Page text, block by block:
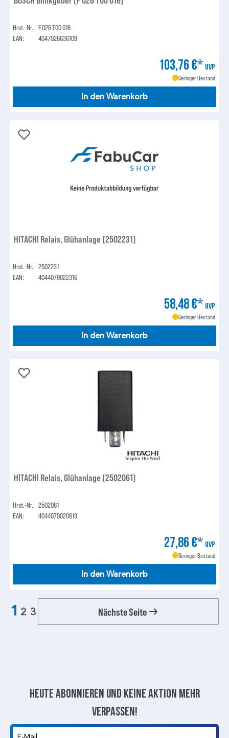
Hrst.-Nr.: F 026 T00 016
EAN:
4047026636109
103,76 €* UVP
Geringer Bestand
In den Warenkorb
HITACHI Relais, Glühanlage (2502231)
Hrst.-Nr.: 2502231
EAN:
4044079022316
58,48 €* UVP
Geringer Bestand
In den Warenkorb
HITACHI Relais, Glühanlage (2502061)
Hrst.-Nr.: 2502061
EAN:
4044079020619
27,86 €* UVP
Geringer Bestand
In den Warenkorb
1 2 3 Nächste Seite
Heute abonnieren und keine aktion mehr
verpassen!